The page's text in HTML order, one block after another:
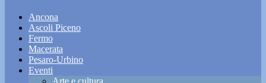
Ancona
Ascoli Piceno
Fermo
Macerata
Pesaro-Urbino
Eventi
Arte e cultura